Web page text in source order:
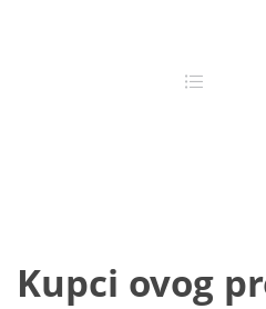
Kupci ovog